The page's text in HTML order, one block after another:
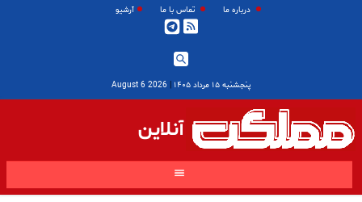
درباره ما تماس با ما آرشیو
پنجشنبه ۱۵ مرداد ۱۴۰۵ |
2026 August 6
آنلاین